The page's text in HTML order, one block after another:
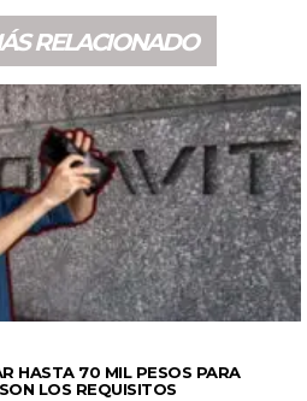
RELACIONADO
HASTA 70 MIL PESOS PARA
LOS REQUISITOS